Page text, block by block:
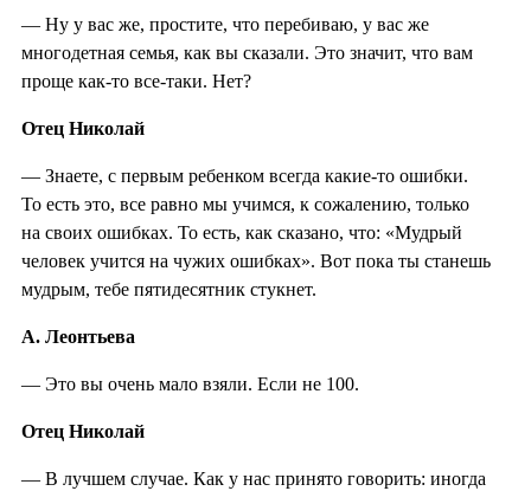
— Ну у вас же, простите, что перебиваю, у вас же
многодетная семья, как вы сказали. Это значит, что вам
проще как-то все-таки. Нет?
Отец Николай
— Знаете, с первым ребенком всегда какие-то ошибки.
То есть это, все равно мы учимся, к сожалению, только
на своих ошибках. То есть, как сказано, что: «Мудрый
человек учится на чужих ошибках». Вот пока ты станешь
мудрым, тебе пятидесятник стукнет.
А. Леонтьева
— Это вы очень мало взяли. Если не 100.
Отец Николай
— В лучшем случае. Как у нас принято говорить: иногда